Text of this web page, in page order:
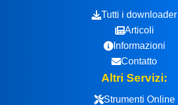
Tutti i downloader
Articoli
Informazioni
Contatto
Altri Servizi:
Strumenti Online